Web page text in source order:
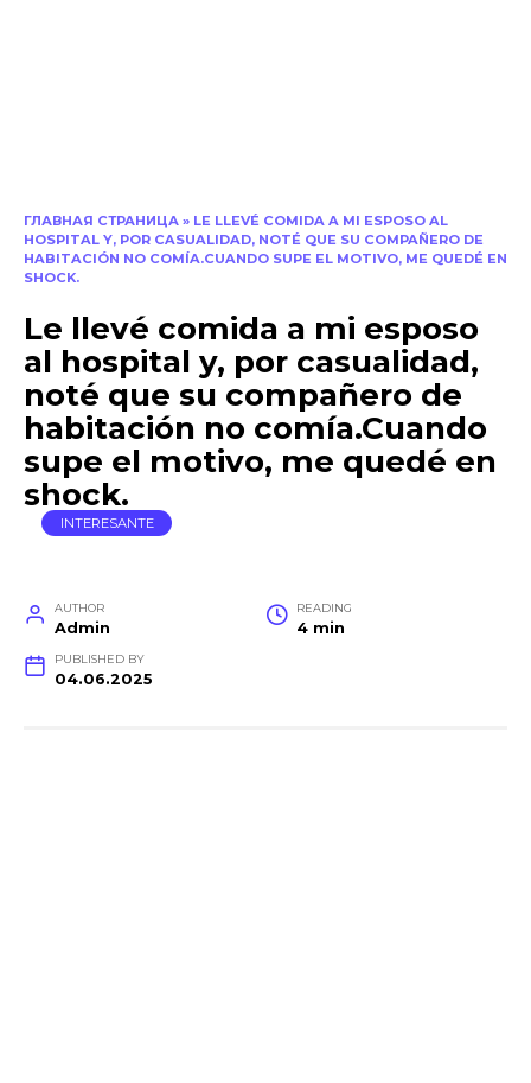
ГЛАВНАЯ СТРАНИЦА » LE LLEVÉ COMIDA A MI ESPOSO AL
HOSPITAL Y, POR CASUALIDAD, NOTÉ QUE SU COMPAÑERO DE
HABITACIÓN NO COMÍA.CUANDO SUPE EL MOTIVO, ME QUEDÉ EN
SHOCK.
Le llevé comida a mi esposo
al hospital y, por casualidad,
noté que su compañero de
habitación no comía.Cuando
supe el motivo, me quedé en
shock.
INTERESANTE
AUTHOR
Admin
READING
4 min
PUBLISHED BY
04.06.2025